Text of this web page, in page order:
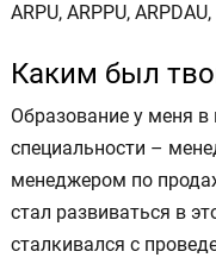
ARPU, ARPPU,
Каким был
Образование у меня
специальности –
менеджером по
стал развиваться в
сталкивался с